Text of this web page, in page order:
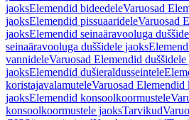
jaoksElemendid bideedeleVaruosad
jaoksElemendid pissuaarideleVaruosad
jaoksElemendid seinaäravooluga
seinaäravooluga duššidele jaoks
vannideleVaruosad Elemendid
jaoksElemendid dušieraldusseintele
koristajavalamuteleVaruosad Elemendid
jaoksElemendid konsoolkoormustele
konsoolkoormustele jaoksTarvikud